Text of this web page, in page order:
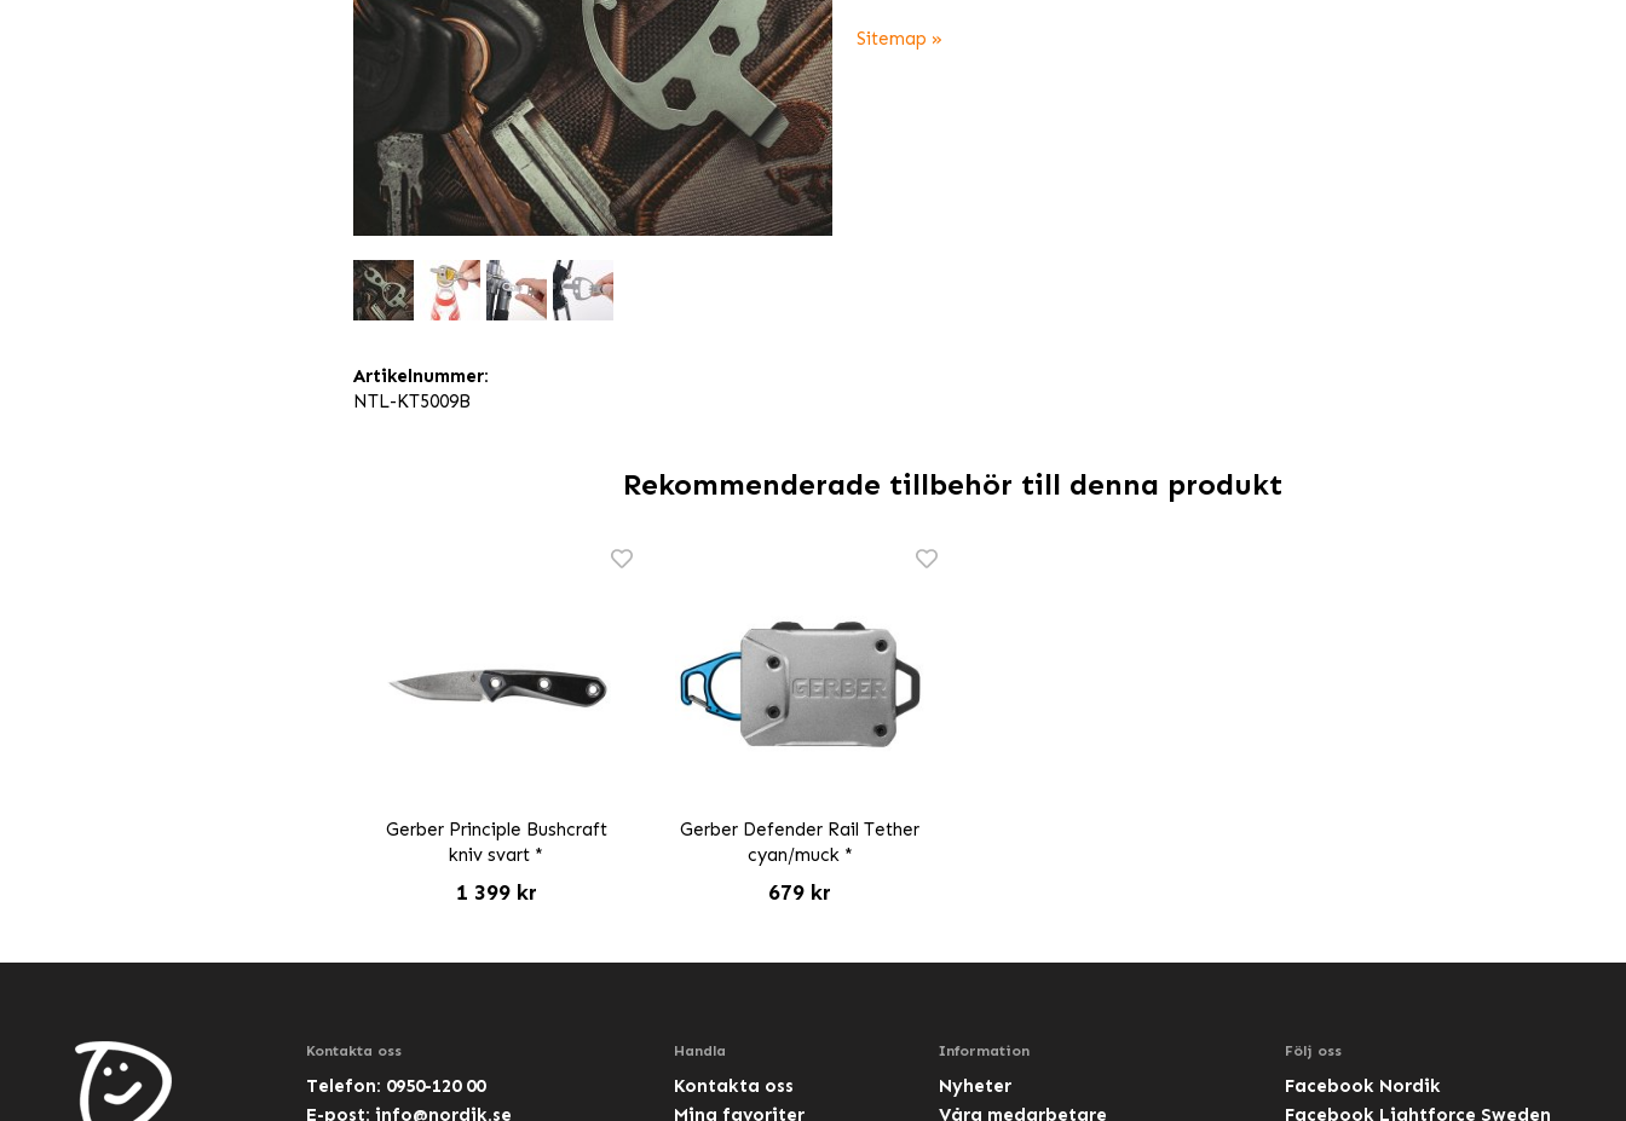
Sitemap »
Artikelnummer:
NTL-KT5009B
Rekommenderade tillbehör till denna produkt
Gerber Principle Bushcraft
kniv svart *
1 399 kr
Gerber Defender Rail Tether
cyan/muck *
679 kr
Kontakta oss
Telefon: 0950-120 00
E-post: info@nordik.se
Handla
Kontakta oss
Mina favoriter
Information
Nyheter
Våra medarbetare
Följ oss
Facebook Nordik
Facebook Lightforce Sweden